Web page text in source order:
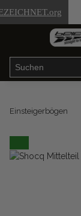
.org
Einsteigerbögen